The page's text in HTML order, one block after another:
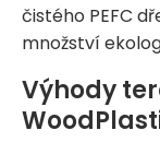
čistého PEFC
množství
Výhody